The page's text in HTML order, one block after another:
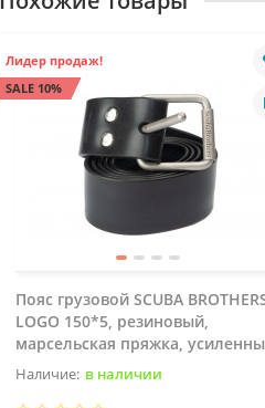
Лидер продаж!
SALE 10%
Пояс грузовой SCUBA
LOGO 150*5, резиновый,
марсельская пряжка,
в наличии